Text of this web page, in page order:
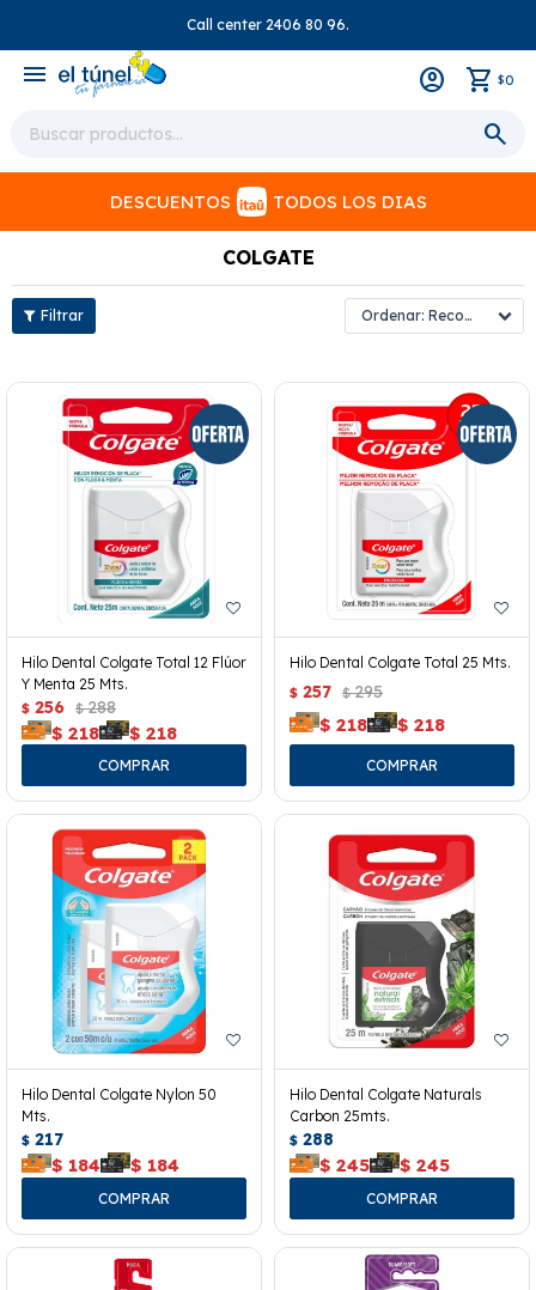
Call center 2406 80 96.
menu $0
DESCUENTOS TODOS LOS DIAS
COLGATE
Recomendados
Hilo Dental Colgate Total 12 Flúor
Y Menta 25 Mts.
$ 256 $ 288
$ 218 $ 218
Hilo Dental Colgate Total 25 Mts.
$ 257 $ 295
$ 218 $ 218
Hilo Dental Colgate Nylon 50
Mts.
$ 217
$ 184 $ 184
Hilo Dental Colgate Naturals
Carbon 25mts.
$ 288
$ 245 $ 245
close